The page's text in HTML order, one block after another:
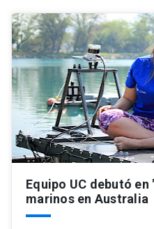
Equipo UC debutó
marinos en Australia